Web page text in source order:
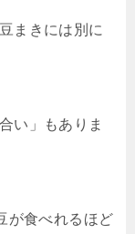
まきには別に
い」もありま
が食べれるほど